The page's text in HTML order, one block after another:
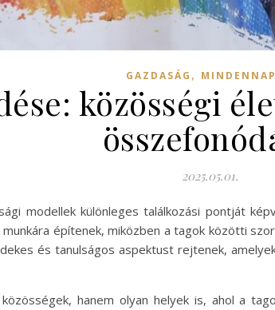
GAZDASÁG ,
közösségi
2025.05.01.
modellek különleges találkozási pontját
építenek, miközben a tagok közötti
és tanulságos aspektust rejtenek,
hanem olyan helyek is, ahol a